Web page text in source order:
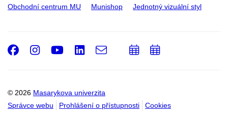
Obchodní centrum MU Munishop Jednotný vizuální styl
© 2026 Masarykova univerzita
Správce webu
Prohlášení o přístupnosti Cookies
Facebook
Instagram
Youtube
LinkedIn
e-
PřidatPřidat